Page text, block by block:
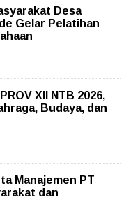
Desa
Gelar Pelatihan
XII NTB 2026,
Budaya, dan
Manajemen PT
dan